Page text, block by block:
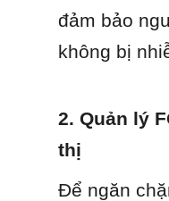
đảm bảo
không bị
2. Quản lý
thị
Để ngăn